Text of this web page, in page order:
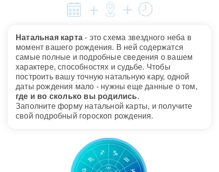
Натальная карта - это схема звездного неба в
момент вашего рождения. В ней содержатся
самые полные и подробные сведения о вашем
характере, способностях и судьбе. Чтобы
построить вашу точную натальную кару, одной
даты рождения мало - нужны еще данные о том,
где и во сколько вы родились.
Заполните форму натальной карты, и получите
свой подробный гороскоп рождения.